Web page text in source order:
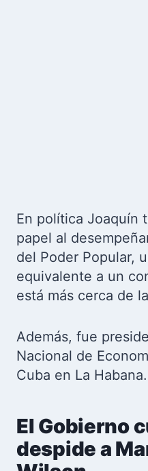
En política Joaquín
papel al
del Poder Popular,
equivalente a un
está más cerca de
Además, fue
Nacional de
Cuba en La Habana.
El Gobierno
despide a